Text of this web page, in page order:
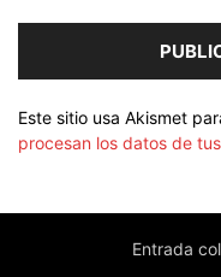
Este sitio usa Akismet
procesan los datos de
Entrada